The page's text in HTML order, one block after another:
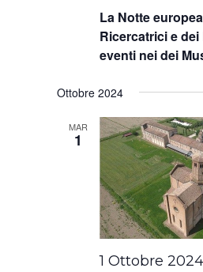
La Notte
Ricercatrici e
eventi nei dei
Ottobre 2024
MAR
1
1 Ottobre